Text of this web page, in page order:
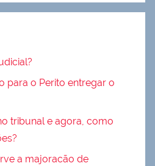
para o Perito entregar o
tribunal e agora, como
a majoracão de